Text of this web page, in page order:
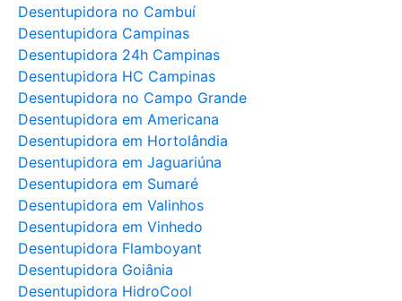
Desentupidora no Cambuí
Desentupidora Campinas
Desentupidora 24h Campinas
Desentupidora HC Campinas
Desentupidora no Campo Grande
Desentupidora em Americana
Desentupidora em Hortolândia
Desentupidora em Jaguariúna
Desentupidora em Sumaré
Desentupidora em Valinhos
Desentupidora em Vinhedo
Desentupidora Flamboyant
Desentupidora Goiânia
Desentupidora HidroCool